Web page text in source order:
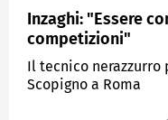
Inzaghi: "Essere
competizioni"
Il tecnico nerazzurro
Scopigno a Roma